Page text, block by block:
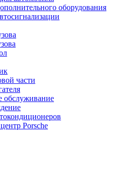
оборудования
части
обслуживание
Porsche